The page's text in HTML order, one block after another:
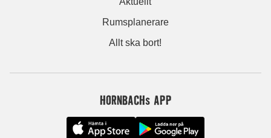
Rumsplanerare
Allt ska bort!
HORNBACHs APP